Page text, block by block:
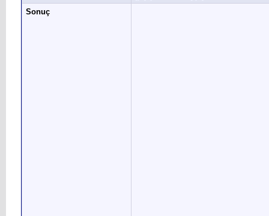
Sonuç